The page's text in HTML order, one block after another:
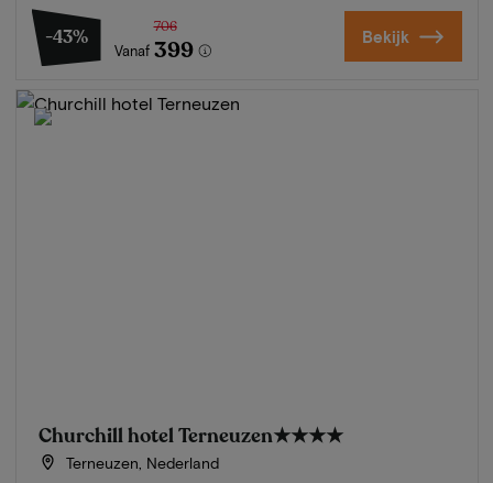
-43%
Vanaf
706
399 Bekijk
Churchill hotel Terneuzen★★★★
Terneuzen, Nederland